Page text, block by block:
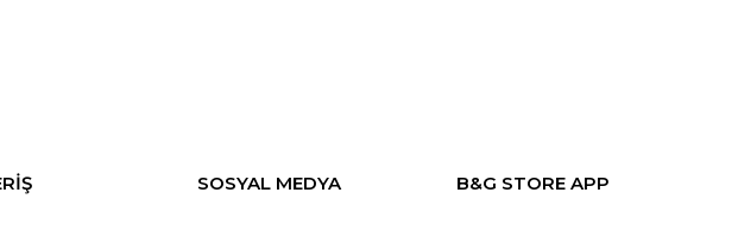
SOSYAL MEDYA B&G STORE APP